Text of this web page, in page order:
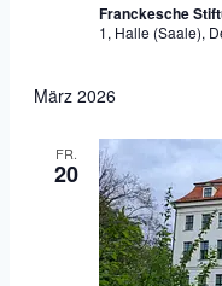
Franckesche
1, Halle (Saale),
März 2026
FR.
20